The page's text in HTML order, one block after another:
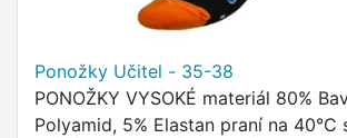
Ponožky Učitel - 35-38
PONOŽKY VYSOKÉ materiál 80%
Polyamid, 5% Elastan praní na 40°C